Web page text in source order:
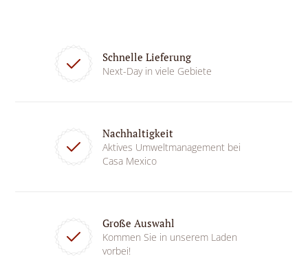
Schnelle Lieferung
Next-Day in viele Gebiete
Nachhaltigkeit
Aktives Umweltmanagement bei
Casa Mexico
Große Auswahl
Kommen Sie in unserem Laden
vorbei!